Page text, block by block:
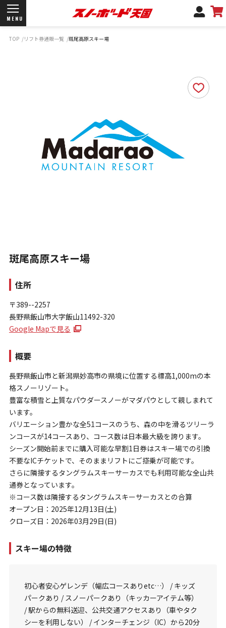
MENU
サポートデスク
弊社名義の郵便について
お問い合わせ
特定商取引法に基づく表示
TOP リフト券通販一覧 斑尾高原スキー場
斑尾高原スキー場
住所
〒389--2257
長野県飯山市大字飯山11492-320
Google Mapで見る
概要
長野県飯山市と新潟県妙高市の県境に位置する標高1,000mの本
格スノーリゾート。
豊富な積雪と上質なパウダースノーがマダパウとして親しまれて
います。
バリエーション豊かな全51コースのうち、森の中を滑るツリーラ
ンコースが14コースあり、コース数は日本最大級を誇ります。
シーズン開始前までに購入可能な早割1日券はスキー場での引換
不要なICチケットで、そのままリフトにご搭乗が可能です。
さらに隣接するタングラムスキーサーカスでも利用可能な全山共
通券となっています。
※コース数は隣接するタングラムスキーサーカスとの合算
オープン日：2025年12月13日(土)
クローズ日：2026年03月29日(日)
スキー場の特徴
初心者安心ゲレンデ（幅広コースありetc…） / キッズ
パークあり / スノーパークあり（キッカーアイテム等）
/ 駅からの無料送迎、公共交通アクセスあり（車やタク
シーを利用しない） / インターチェンジ（IC）から20分